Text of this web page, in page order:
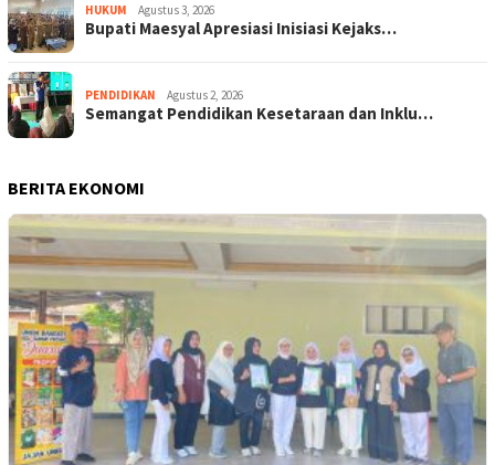
HUKUM Agustus 3, 2026
Bupati Maesyal Apresiasi Inisiasi Kejaks…
PENDIDIKAN Agustus 2, 2026
Semangat Pendidikan Kesetaraan dan Inklu…
BERITA EKONOMI